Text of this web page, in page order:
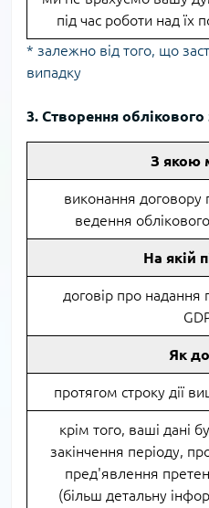
під час роботи над
* залежно від того, що
випадку
3. Створення облікового
З якою
виконання договору
ведення
На якій
договір про надання
Як
протягом строку дії
крім того, ваші дані
закінчення періоду,
пред'явлення
(більш детальну